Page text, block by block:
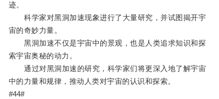
迹。
科学家对黑洞加速现象进行了大量研究，并试图揭开宇
宙的奇妙力量。
黑洞加速不仅是宇宙中的景观，也是人类追求知识和探
索宇宙奥秘的动力。
通过对黑洞加速的研究，科学家们将更深入地了解宇宙
中的力量和规律，推动人类对宇宙的认识和探索。
#44#